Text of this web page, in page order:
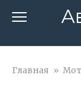
Главная »